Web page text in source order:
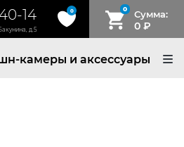
14
д.5
0 0 Сумма:
0 ₽
камеры и аксессуары